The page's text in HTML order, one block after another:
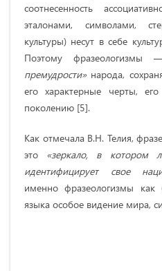
соотнесенность
эталонами, символами,
культуры) несут в себе
Поэтому
премудрости»народа,
его характерные черты,
поколению [5].
Как отмечала В.Н. Телия,
это «зеркало, в котором
идентифицирует свое
именно фразеологизмы как
языка особое видение мира,